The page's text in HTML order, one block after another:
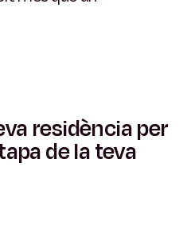
residència per
de la teva